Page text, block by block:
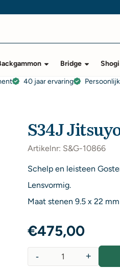
Bridge Shogi
40 jaar ervaring
S34J
Artikelnr: S&G-10866
Schelp en leisteen
Lensvormig.
Maat stenen 9.5 x 22 mm
€475,00
+
-